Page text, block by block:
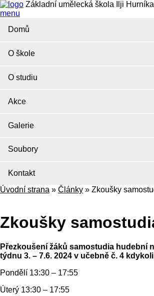
Základní umělecká škola Ilji
menu
Domů
O škole
O studiu
Akce
Galerie
Soubory
Kontakt
Úvodní strana » Články » Zkoušky
Zkoušky
Přezkoušení žáků samostudia hudební
týdnu 3. – 7.6. 2024 v učebně č. 4
Pondělí 13:30 – 17:55
Úterý 13:30 – 17:55